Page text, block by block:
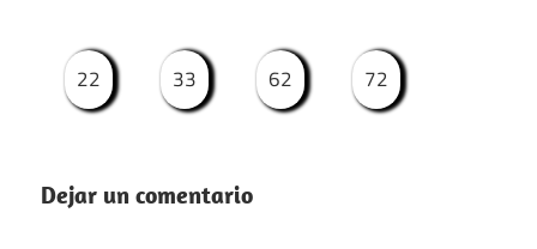
22 33 62 72
Dejar un comentario